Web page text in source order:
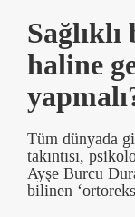
Sağlıklı
haline
Tüm dünyada
takıntısı,
Ayşe Burcu
bilinen